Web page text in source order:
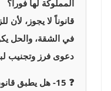
المملوكة لها فوراً؟
قانوناً لا يجوز،
في الشقة، والحل
دعوى فرز وتجنيب